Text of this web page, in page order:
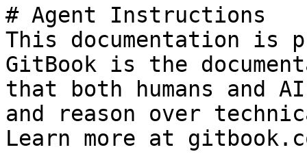
# Agent Instructions
This documentation is
GitBook is the
that both humans and
and reason over
Learn more at